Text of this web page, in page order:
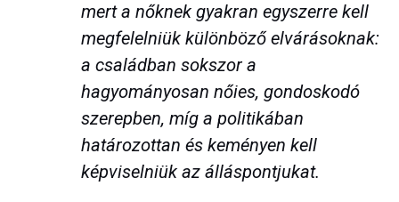
mert a nőknek gyakran egyszerre kell
megfelelniük különböző elvárásoknak:
a családban sokszor a
hagyományosan nőies, gondoskodó
szerepben, míg a politikában
határozottan és keményen kell
képviselniük az álláspontjukat.